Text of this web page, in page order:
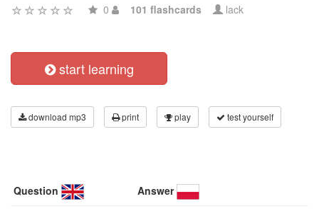
0 101 flashcards lack
start learning
download mp3 print play test yourself
Question Answer